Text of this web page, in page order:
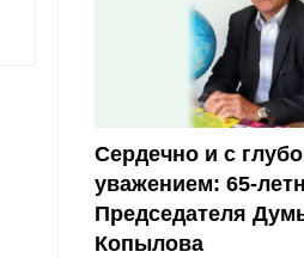
Сердечно и с
уважением: 65-
Председателя
Копылова